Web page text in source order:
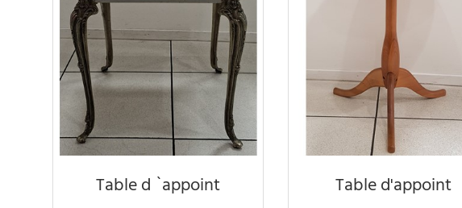
Table d `appoint Table d'appoint